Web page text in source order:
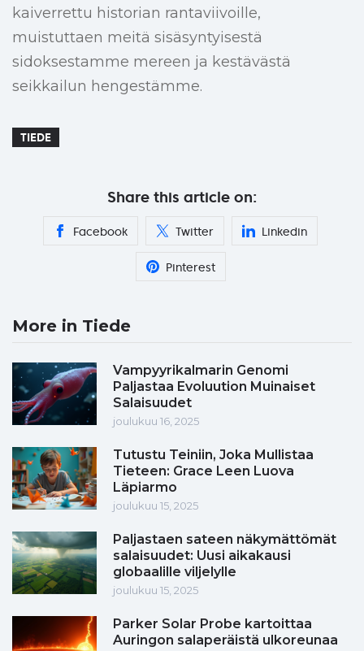
kaiverrettu historian rantaviivoille,
muistuttaen meitä sisäsyntyisestä
sidoksestamme mereen ja kestävästä
seikkailun hengestämme.
TIEDE
Share this article on:
Facebook Twitter Linkedin
Pinterest
More in Tiede
Vampyyrikalmarin Genomi
Paljastaa Evoluution Muinaiset
Salaisuudet
joulukuu 16, 2025
Tutustu Teiniin, Joka Mullistaa
Tieteen: Grace Leen Luova
Läpiarmo
joulukuu 15, 2025
Paljastaen sateen näkymättömät
salaisuudet: Uusi aikakausi
globaalille viljelylle
joulukuu 15, 2025
Parker Solar Probe kartoittaa
Auringon salaperäistä ulkoreunaa